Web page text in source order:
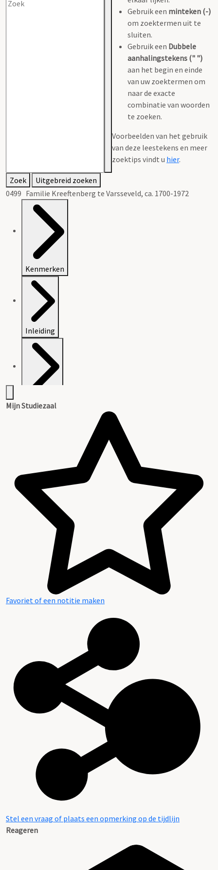
Gebruik een minteken (-)
om zoektermen uit te
sluiten.
Gebruik een Dubbele
aanhalingstekens (" ")
aan het begin en einde
van uw zoektermen om
naar de exacte
combinatie van woorden
te zoeken.
Voorbeelden van het gebruik
van deze leestekens en meer
zoektips vindt u hier.
Zoek
Uitgebreid zoeken
0499 Familie Kreeftenberg te Varsseveld, ca. 1700-1972
Kenmerken
Inleiding
Mijn Studiezaal
Favoriet of een notitie maken
Stel een vraag of plaats een opmerking op de tijdlijn
Reageren